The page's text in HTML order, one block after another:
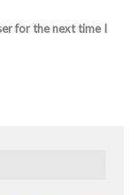
for the next time I